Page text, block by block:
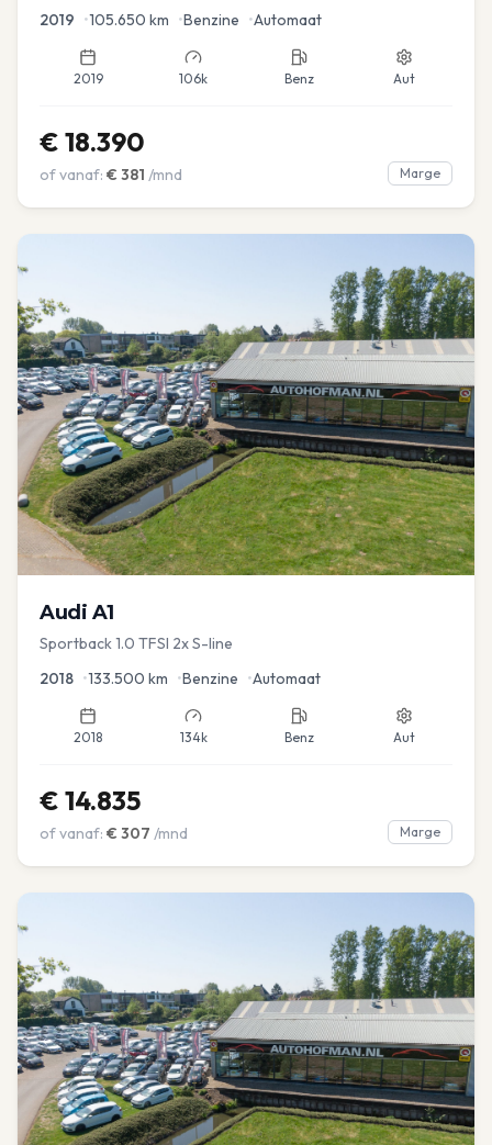
2019 •105.650 km •Benzine •Automaat
2019 106k Benz Aut
€ 18.390
of vanaf: € 381 /mnd Marge
Audi A1
Sportback 1.0 TFSI 2x S-line
2018 •133.500 km •Benzine •Automaat
2018 134k Benz Aut
€ 14.835
of vanaf: € 307 /mnd Marge